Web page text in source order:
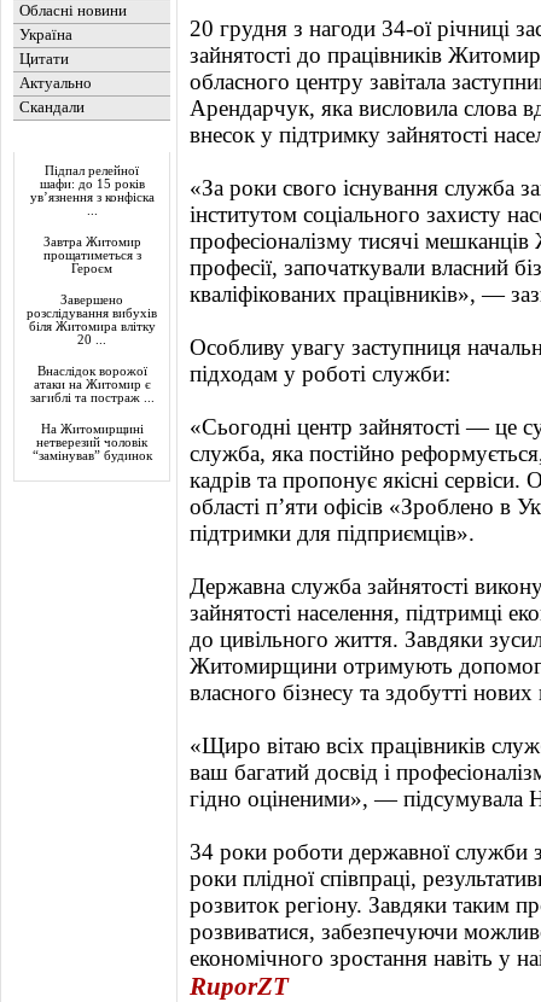
Обласні новини
Україна
Цитати
Актуально
Скандали
Підпал релейної
шафи: до 15 років
ув’язнення з конфіска
Завтра Житомир
прощатиметься з
Героєм
Завершено
розслідування вибухів
біля Житомира влітку
20 ...
Внаслідок ворожої
атаки на Житомир є
загиблі та постраж ...
На Житомирщині
нетверезий чоловік
“замінував” будинок
20 грудня з нагоди 34-ої річниці
зайнятості до працівників
обласного центру завітала
Арендарчук, яка висловила слова
внесок у підтримку зайнятості
«За роки свого існування служба
інститутом соціального захисту
професіоналізму тисячі
професії, започаткували власний
кваліфікованих працівників», —
Особливу увагу заступниця
підходам у роботі служби:
«Сьогодні центр зайнятості — це
служба, яка постійно
кадрів та пропонує якісні
області п’яти офісів «Зроблено в
підтримки для підприємців».
Державна служба зайнятості
зайнятості населення, підтримці
до цивільного життя. Завдяки
Житомирщини отримують
власного бізнесу та здобутті
«Щиро вітаю всіх працівників
ваш багатий досвід і
гідно оціненими», — підсумувала
34 роки роботи державної
роки плідної співпраці,
розвиток регіону. Завдяки таким
розвиватися, забезпечуючи
економічного зростання навіть у
RuporZT